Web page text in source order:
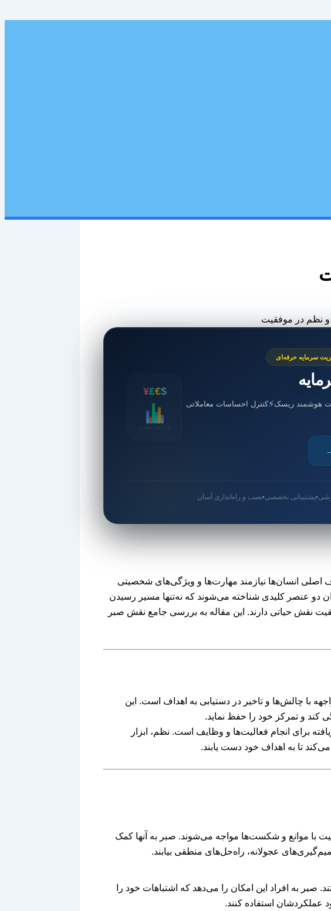
سرمایه حرفه‌ای
هوشمند ریسک⚡کنترل احساسات معاملاتی
$
€
£
¥
●پشتیبانی تخصصی ●نصب و راه‌اندازی آسان
اصلی انسان‌ها نیازمند مهارت‌ها و ویژگی‌های شخصیتی
دو عنصر کلیدی شناخته می‌شوند که نه‌تنها مسیر رسیدن
نقش حیاتی دارند. این مقاله به بررسی جامع نقش صبر
با چالش‌ها و تاخیر در دستیابی به اهداف است. این
کند و تمرکز خود را حفظ نماید.
برای انجام فعالیت‌ها و وظایف است. نظم، ابزار
تا به اهداف خود دست یابند.
با موانع و شکست‌ها مواجه می‌شوند. صبر به آنها کمک
عجولانه، راه‌حل‌های منطقی بیابند.
صبر به افراد این امکان را می‌دهد که اشتباهات خود را
عملکردشان استفاده کنند.